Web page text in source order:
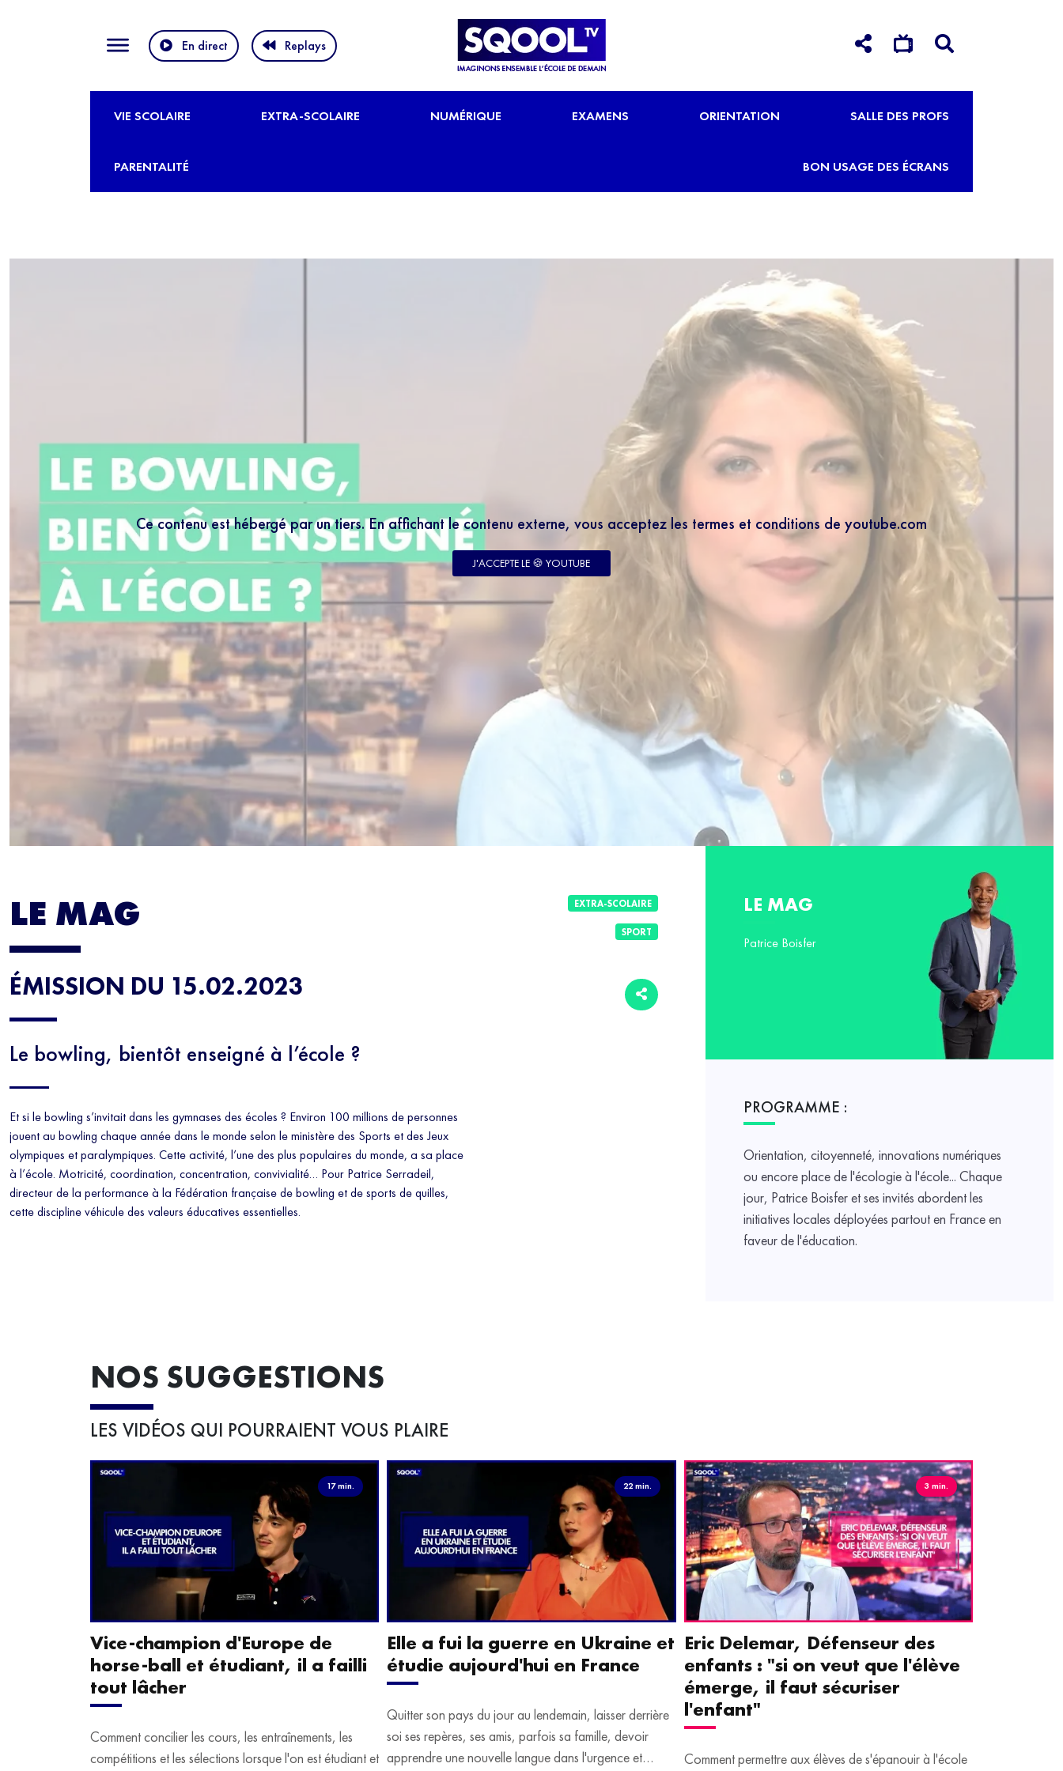
En direct Replays
VIE SCOLAIRE EXTRA-SCOLAIRE NUMÉRIQUE EXAMENS ORIENTATION SALLE DES PROFS
PARENTALITÉ BON USAGE DES ÉCRANS
Ce contenu est hébergé par un tiers. En affichant le contenu externe, vous acceptez les termes et conditions de youtube.com
J'ACCEPTE LE 🍪 YOUTUBE
LE MAG
ÉMISSION DU 15.02.2023
Le bowling, bientôt enseigné à l’école ?
Et si le bowling s’invitait dans les gymnases des écoles ? Environ 100 millions de personnes
jouent au bowling chaque année dans le monde selon le ministère des Sports et des Jeux
olympiques et paralympiques. Cette activité, l’une des plus populaires du monde, a sa place
à l’école. Motricité, coordination, concentration, convivialité… Pour Patrice Serradeil,
directeur de la performance à la Fédération française de bowling et de sports de quilles,
cette discipline véhicule des valeurs éducatives essentielles.
EXTRA-SCOLAIRE
SPORT
LE MAG
Patrice Boisfer
PROGRAMME :
Orientation, citoyenneté, innovations numériques
ou encore place de l'écologie à l'école... Chaque
jour, Patrice Boisfer et ses invités abordent les
initiatives locales déployées partout en France en
faveur de l'éducation.
NOS SUGGESTIONS
LES VIDÉOS QUI POURRAIENT VOUS PLAIRE
17 min.
Vice-champion d'Europe de
horse-ball et étudiant, il a failli
tout lâcher
Comment concilier les cours, les entraînements, les
compétitions et les sélections lorsque l'on est étudiant et
22 min.
Elle a fui la guerre en Ukraine et
étudie aujourd'hui en France
Quitter son pays du jour au lendemain, laisser derrière
soi ses repères, ses amis, parfois sa famille, devoir
apprendre une nouvelle langue dans l'urgence et
3 min.
Eric Delemar, Défenseur des
enfants : "si on veut que l'élève
émerge, il faut sécuriser
l'enfant"
Comment permettre aux élèves de s'épanouir à l'école